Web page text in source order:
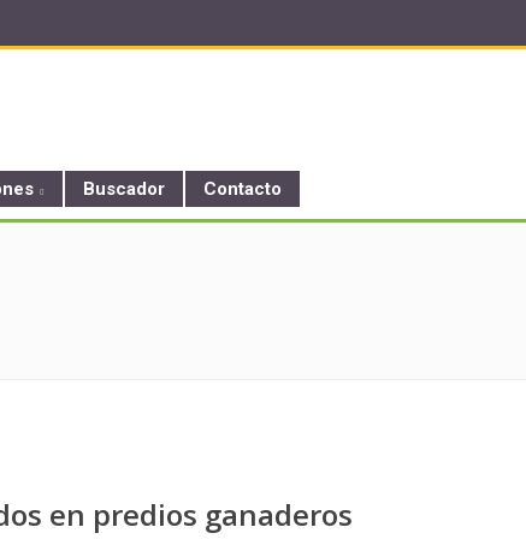
Buscador Contacto
en predios ganaderos